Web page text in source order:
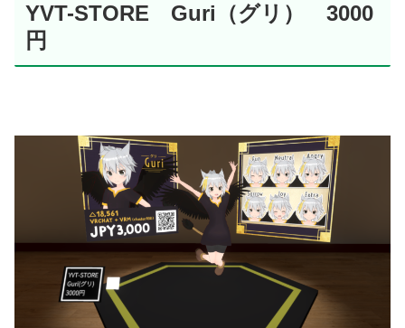
YVT-STORE Guri（グリ） 3000
円